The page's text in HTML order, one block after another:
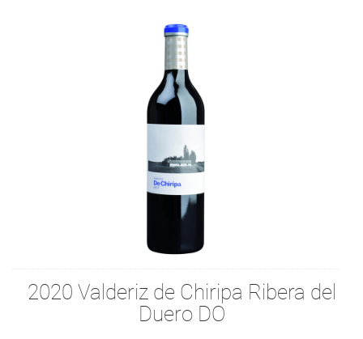
2020 Valderiz de Chiripa Ribera del
Duero DO